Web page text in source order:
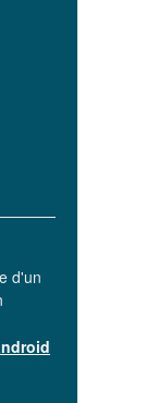
d'un